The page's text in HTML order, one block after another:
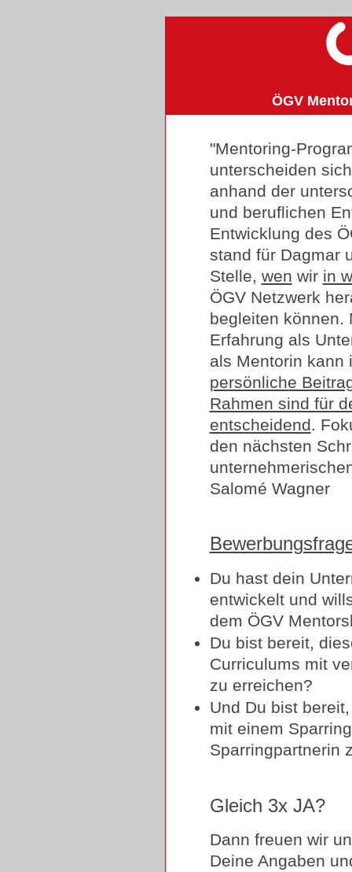
ÖGV
"Mentoring-
unterscheiden
anhand der
und beruflichen
Entwicklung des
stand für Dagmar
Stelle, wen wir in
ÖGV Netzwerk
begleiten können.
Erfahrung als
als Mentorin
persönliche
Rahmen sind für
entscheidend.
den nächsten
Salomé Wagner
Du hast dein
entwickelt und
dem ÖGV
Du bist bereit,
Curriculums mit
zu erreichen?
Und Du bist
mit einem
Sparringpartnerin
Gleich 3x JA?
Dann freuen wir
Deine Angaben